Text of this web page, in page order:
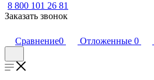
8 800 101 26 81
Заказать звонок
Сравнение0 Отложенные 0